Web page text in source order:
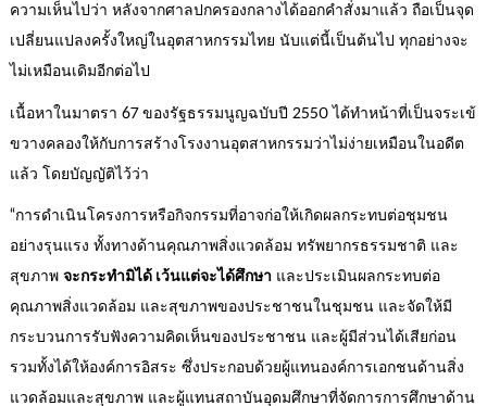
ความเห็นไปว่า หลังจากศาลปกครองกลางได้ออกคำสั่งมาแล้ว ถือเป็นจุด
เปลี่ยนแปลงครั้งใหญ่ในอุตสาหกรรมไทย นับแต่นี้เป็นต้นไป ทุกอย่างจะ
ไม่เหมือนเดิมอีกต่อไป
เนื้อหาในมาตรา 67 ของรัฐธรรมนูญฉบับปี 2550 ได้ทำหน้าที่เป็นจระเข้
ขวางคลองให้กับการสร้างโรงงานอุตสาหกรรมว่าไม่ง่ายเหมือนในอดีต
แล้ว โดยบัญญัติไว้ว่า
“การดำเนินโครงการหรือกิจกรรมที่อาจก่อให้เกิดผลกระทบต่อชุมชน
อย่างรุนแรง ทั้งทางด้านคุณภาพสิ่งแวดล้อม ทรัพยากรธรรมชาติ และ
สุขภาพ จะกระทำมิได้ เว้นแต่จะได้ศึกษา และประเมินผลกระทบต่อ
คุณภาพสิ่งแวดล้อม และสุขภาพของประชาชนในชุมชน และจัดให้มี
กระบวนการรับฟังความคิดเห็นของประชาชน และผู้มีส่วนได้เสียก่อน
รวมทั้งได้ให้องค์การอิสระ ซึ่งประกอบด้วยผู้แทนองค์การเอกชนด้านสิ่ง
แวดล้อมและสุขภาพ และผู้แทนสถาบันอุดมศึกษาที่จัดการการศึกษาด้าน